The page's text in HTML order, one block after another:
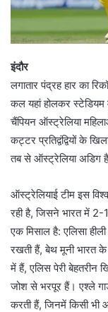
इंदौर
लगातार पंद्रह हार का
कल यहां होलकर
चैंपियन ऑस्ट्रेलिया
कट्टर प्रतिद्वंद्वियों के
तब से ऑस्ट्रेलिया अडिग
ऑस्ट्रेलियाई टीम इस
रही है, जिसने भारत में
एक मिसाल है: एलिसा
रखती हैं, बेथ मूनी भारत
में हैं, एलिस पेरी बेहतरीन
जोश से भरपूर हैं। एश्ले
करती हैं, जिनमें किसी भी